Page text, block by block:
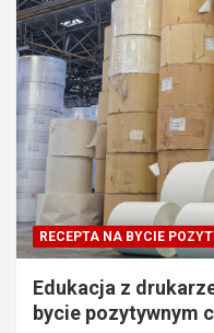
RECEPTA NA BYCIE
Edukacja z
bycie pozytywnym